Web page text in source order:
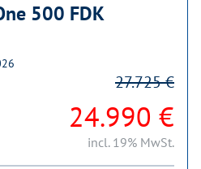
500 FDK
24.990 €
27.725 €
incl. 19% MwSt.